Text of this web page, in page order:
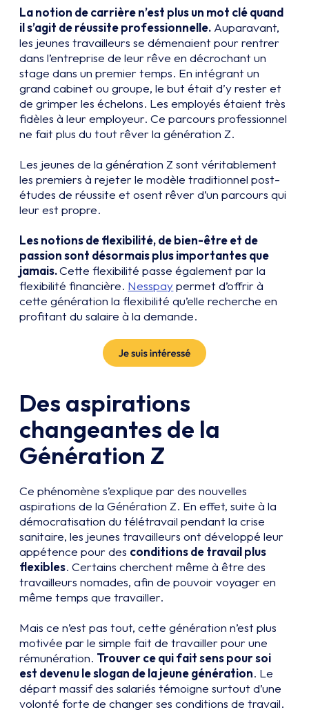
La notion de carrière n’est plus un mot clé quand
il s’agit de réussite professionnelle. Auparavant,
les jeunes travailleurs se démenaient pour rentrer
dans l’entreprise de leur rêve en décrochant un
stage dans un premier temps. En intégrant un
grand cabinet ou groupe, le but était d’y rester et
de grimper les échelons. Les employés étaient très
fidèles à leur employeur. Ce parcours professionnel
ne fait plus du tout rêver la génération Z.
Les jeunes de la génération Z sont véritablement
les premiers à rejeter le modèle traditionnel post-
études de réussite et osent rêver d’un parcours qui
leur est propre.
Les notions de flexibilité, de bien-être et de
passion sont désormais plus importantes que
jamais.Cette flexibilité passe également par la
flexibilité financière. Nesspaypermet d’offrir à
cette génération la flexibilité qu’elle recherche en
profitant du salaire à la demande.
Des aspirations
changeantes de la
Génération Z
Ce phénomène s’explique par des nouvelles
aspirations de la Génération Z. En effet, suite à la
démocratisation du télétravail pendant la crise
sanitaire, les jeunes travailleurs ont développé leur
appétence pour des conditions de travail plus
flexibles. Certains cherchent même à être des
travailleurs nomades, afin de pouvoir voyager en
même temps que travailler.
Mais ce n’est pas tout, cette génération n’est plus
motivée par le simple fait de travailler pour une
rémunération. Trouver ce qui fait sens pour soi
est devenu le slogan de la jeune génération. Le
départ massif des salariés témoigne surtout d’une
volonté forte de changer ses conditions de travail.